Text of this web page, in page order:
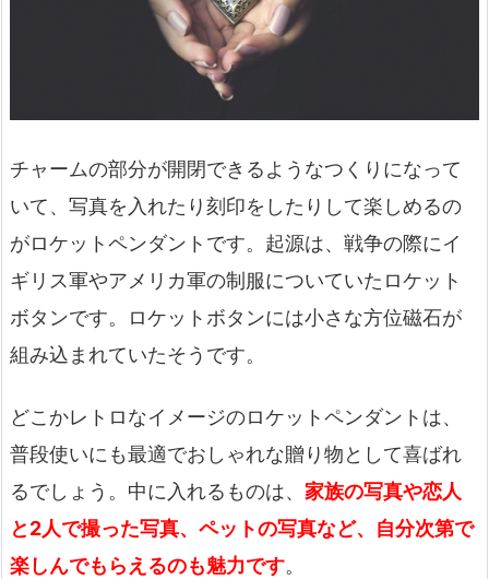
チャームの部分が開閉できるようなつくりになって
いて、写真を入れたり刻印をしたりして楽しめるの
がロケットペンダントです。起源は、戦争の際にイ
ギリス軍やアメリカ軍の制服についていたロケット
ボタンです。ロケットボタンには小さな方位磁石が
組み込まれていたそうです。
どこかレトロなイメージのロケットペンダントは、
普段使いにも最適でおしゃれな贈り物として喜ばれ
るでしょう。中に入れるものは、 家族の写真や恋人
と2人で撮った写真、ペットの写真など、自分次第で
楽しんでもらえるのも魅力です。